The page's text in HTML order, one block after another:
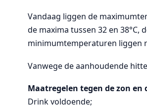
Vandaag liggen de
de maxima tussen 32 en 38°C,
minimumtemperaturen liggen
Vanwege de aanhoudende
Maatregelen tegen de zon en
Drink voldoende;